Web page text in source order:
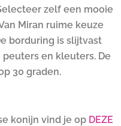
zelf een mooie
Miran ruime keuze
borduring is slijtvast
peuters en kleuters. De
30 graden.
konijn vind je op DEZE